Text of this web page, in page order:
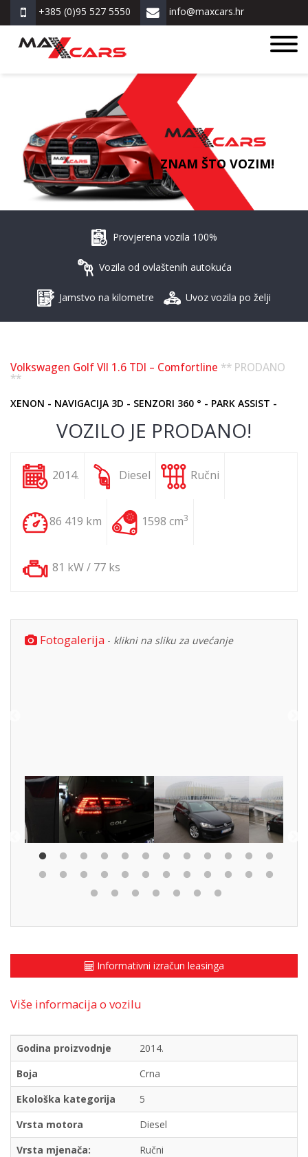
+385 (0)95 527 5550 info@maxcars.hr
ZNAM ŠTO VOZIM!
Provjerena vozila 100%
Vozila od ovlaštenih autokuća
Jamstvo na kilometre Uvoz vozila po želji
Volkswagen Golf VII 1.6 TDI – Comfortline ** PRODANO
**
XENON - NAVIGACIJA 3D - SENZORI 360 ° - PARK ASSIST -
VOZILO JE PRODANO!
2014. Diesel Ručni
86 419 km 1598 cm3
81 kW / 77 ks
Fotogalerija - klikni na sliku za uvećanje
Informativni izračun leasinga
Više informacija o vozilu
Godina proizvodnje
2014.
Boja
Crna
Ekološka kategorija
5
Vrsta motora
Diesel
Vrsta mjenača:
Ručni